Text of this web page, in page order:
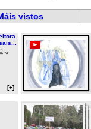
vistos
[+]